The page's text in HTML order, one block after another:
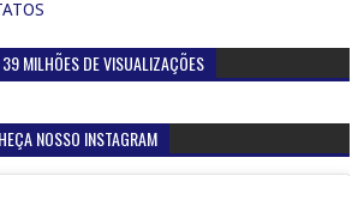
MILHÕES DE VISUALIZAÇÕES
NOSSO INSTAGRAM